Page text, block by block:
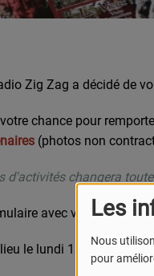
Les
Nous
pour
Zig Zag a décidé de
chance pour
(photos non
d'activités changera
avec vos noms,
le lundi 13 juillet.